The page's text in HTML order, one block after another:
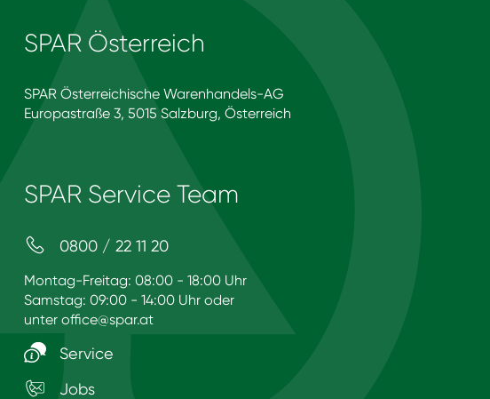
SPAR Österreich
SPAR Österreichische Warenhandels-AG
Europastraße 3, 5015 Salzburg, Österreich
SPAR Service Team
0800 / 22 11 20
Montag-Freitag: 08:00 - 18:00 Uhr
Samstag: 09:00 - 14:00 Uhr oder
unter office@spar.at
Service
Jobs